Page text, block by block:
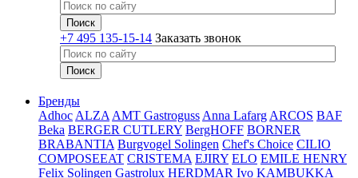
+7 495 135-15-14 Заказать звонок
Бренды
Adhoc ALZA AMT Gastroguss Anna Lafarg ARCOS BAF
Beka BERGER CUTLERY BergHOFF BORNER
BRABANTIA Burgvogel Solingen Chef's Choice CILIO
COMPOSEEAT CRISTEMA EJIRY ELO EMILE HENRY
Felix Solingen Gastrolux HERDMAR Ivo KAMBUKKA